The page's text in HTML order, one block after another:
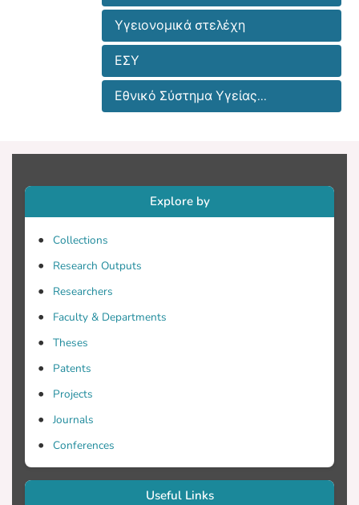
Υγειονομικά στελέχη
ΕΣΥ
Εθνικό Σύστημα Υγείας...
Explore by
Collections
Research Outputs
Researchers
Faculty & Departments
Theses
Patents
Projects
Journals
Conferences
Useful Links